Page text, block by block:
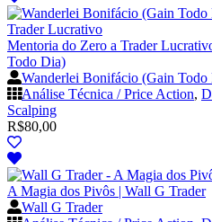
Mentoria do Zero a Trader
Todo Dia)
Wanderlei Bonifácio (Gain Todo
Análise Técnica / Price Action,
Scalping
R$80,00
A Magia dos Pivôs | Wall G Trader
Wall G Trader